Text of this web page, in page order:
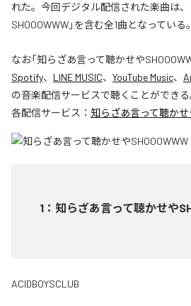
れた。今回デジタル配信された楽曲は
SHOOOWWW」を含む全1曲となっている。
なお「知らざあ言って聴かせや
Spotify、 LINE MUSIC、 YouTube Music、
の音楽配信サービスで聴くことができる
各配信サービス： 知らざあ言って聴かせ
1 ： 知らざあ言って聴かせや
ACIDBOYSCLUB